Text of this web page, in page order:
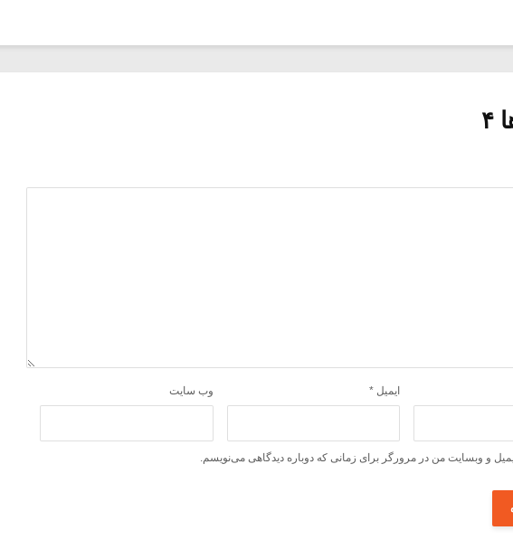
ایمیل * وب‌ سایت
و وبسایت من در مرورگر برای زمانی که دوباره دیدگاهی می‌نویسم.